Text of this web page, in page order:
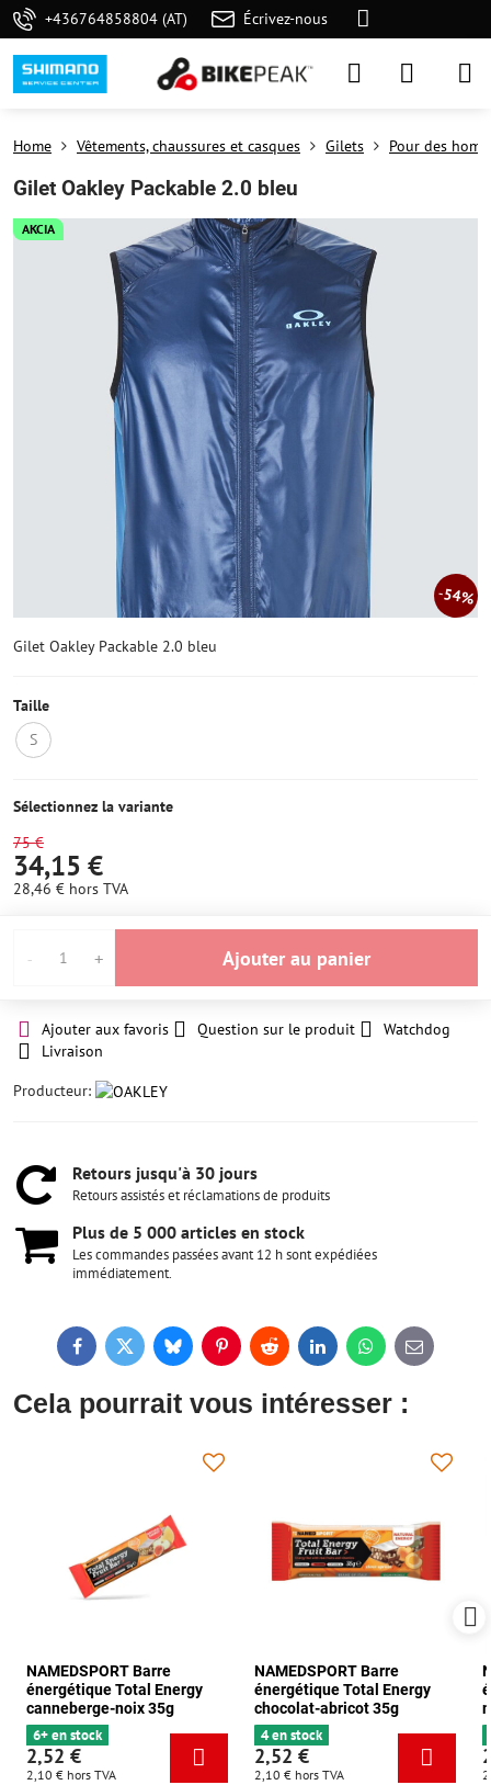
+436764858804 (AT) Écrivez-nous
AKCIA
54%
Home Vêtements, chaussures et casques Gilets Pour des
Gilet Oakley Packable 2.0 bleu
Gilet Oakley Packable 2.0 bleu
Taille
S
STOCK
Sélectionnez la variante
75 €
34,15 €
28,46 € hors TVA
Ajouter au panier
Ajouter aux favoris Question sur le produit
Watchdog
Livraison
Producteur:
Retours jusqu'à 30 jours
Retours assistés et réclamations de produits
Plus de 5 000 articles en stock
Les commandes passées avant 12 h sont expédiées
immédiatement.
FacebookTwitterBlueskyPinterestReddit LinkedInWhatsApp
E-
mail
Cela pourrait vous intéresser :
NAMEDSPORT Barre
énergétique Total Energy
canneberge-noix 35g
6+ en stock
2,52 €
2,10 € hors TVA
NAMEDSPORT Barre
énergétique Total Energy
chocolat-abricot 35g
4 en stock
2,52 €
2,10 € hors TVA